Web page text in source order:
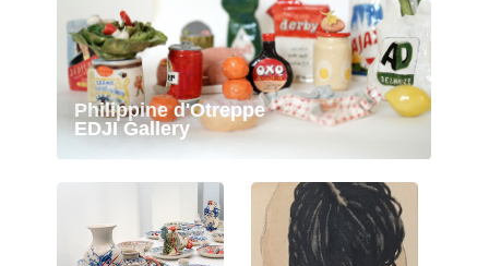
Philippine d'Otreppe
EDJI Gallery